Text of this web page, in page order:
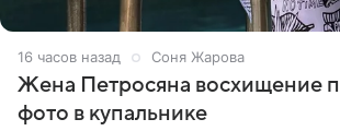
16 часов назад Соня Жарова
Жена Петросяна восхищение
фото в купальнике